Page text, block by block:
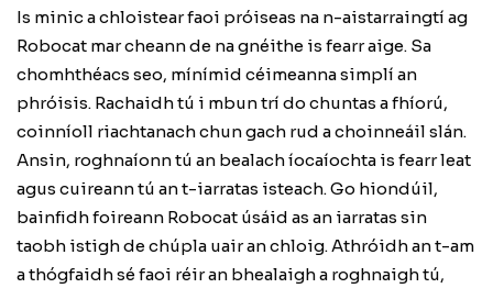
Is minic a chloistear faoi próiseas na n-aistarraingtí ag
Robocat mar cheann de na gnéithe is fearr aige. Sa
chomhthéacs seo, mínímid céimeanna simplí an
phróisis. Rachaidh tú i mbun trí do chuntas a fhíorú,
coinníoll riachtanach chun gach rud a choinneáil slán.
Ansin, roghnaíonn tú an bealach íocaíochta is fearr leat
agus cuireann tú an t-iarratas isteach. Go hiondúil,
bainfidh foireann Robocat úsáid as an iarratas sin
taobh istigh de chúpla uair an chloig. Athróidh an t-am
a thógfaidh sé faoi réir an bhealaigh a roghnaigh tú,